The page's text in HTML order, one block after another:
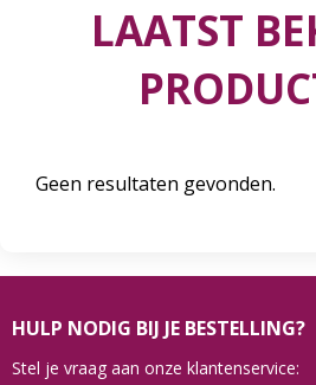
LAATST
Geen resultaten gevonden.
HULP NODIG BIJ JE BESTELLING?
Stel je vraag aan onze klantenservice: